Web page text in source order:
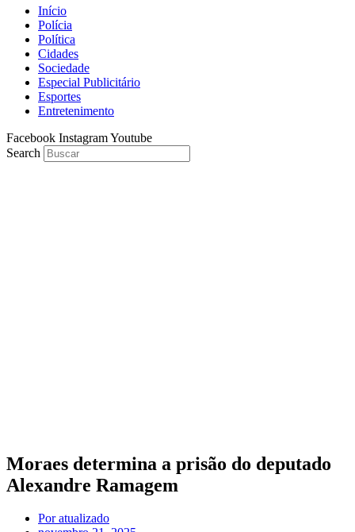
Início
Polícia
Política
Cidades
Sociedade
Especial Publicitário
Esportes
Entretenimento
Facebook InstagramYoutube
Search
Moraes determina a prisão do deputado
Alexandre Ramagem
Poratualizado